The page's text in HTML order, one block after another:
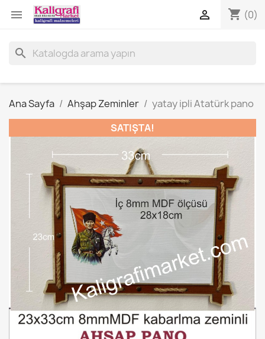
 shopping_cart (0)

search
Ana Sayfa Ahşap Zeminler
yatay ipli Atatürk pano
SATIŞTA!